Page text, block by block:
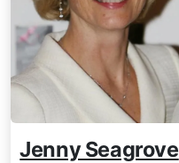
Jenny Seagrove